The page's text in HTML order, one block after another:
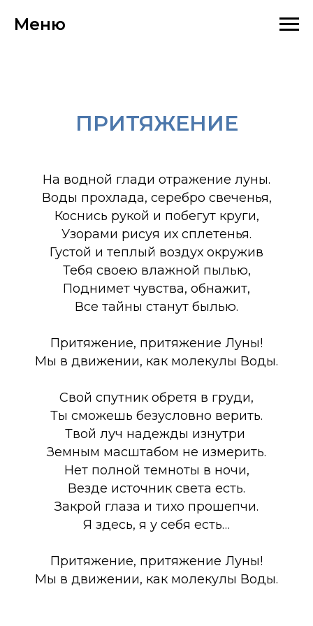
Меню
ПРИТЯЖЕНИЕ
На водной глади отражение луны.
Воды прохлада, серебро свеченья,
Коснись рукой и побегут круги,
Узорами рисуя их сплетенья.
Густой и теплый воздух окружив
Тебя своею влажной пылью,
Поднимет чувства, обнажит,
Все тайны станут былью.
Притяжение, притяжение Луны!
Мы в движении, как молекулы Воды.
Свой спутник обретя в груди,
Ты сможешь безусловно верить.
Твой луч надежды изнутри
Земным масштабом не измерить.
Нет полной темноты в ночи,
Везде источник света есть.
Закрой глаза и тихо прошепчи.
Я здесь, я у себя есть…
Притяжение, притяжение Луны!
Мы в движении, как молекулы Воды.